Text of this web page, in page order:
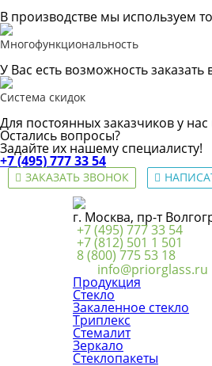
В производстве мы используем
Многофункциональность
У Вас есть возможность заказать
Система скидок
Для постоянных заказчиков у
Остались вопросы?
Задайте их нашему специалисту!
+7 (495) 777 33 54
ЗАКАЗАТЬ ЗВОНОК
г. Москва, пр-т
+7 (495) 777 33 54
+7 (812) 501 1 501
8 (800) 775 53 18
info@priorglass.ru
Продукция
Стекло
Закаленное стекло
Триплекс
Стемалит
Зеркало
Стеклопакеты